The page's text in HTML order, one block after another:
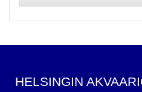
HELSINGIN